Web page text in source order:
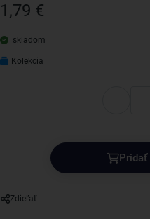
1,79 €
skladom
Kolekcia
Pridať
Zdieľať